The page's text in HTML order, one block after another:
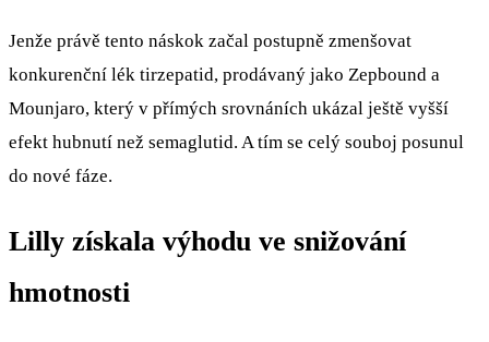
Jenže právě tento náskok začal postupně zmenšovat
konkurenční lék tirzepatid, prodávaný jako Zepbound a
Mounjaro, který v přímých srovnáních ukázal ještě vyšší
efekt hubnutí než semaglutid. A tím se celý souboj posunul
do nové fáze.
Lilly získala výhodu ve snižování
hmotnosti